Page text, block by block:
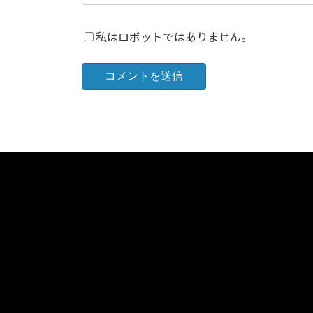
私はロボットではありません。